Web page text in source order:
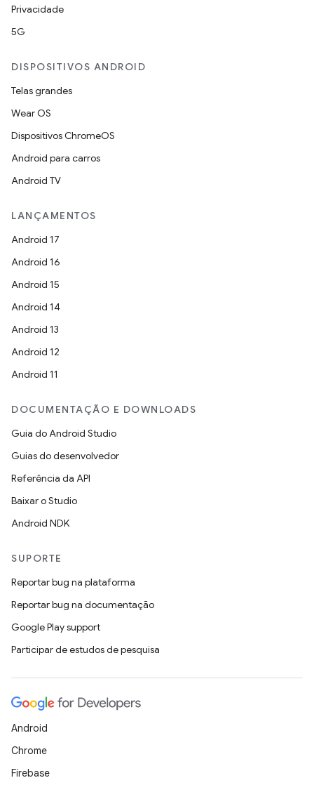
Privacidade
5G
DISPOSITIVOS ANDROID
Telas grandes
Wear OS
Dispositivos ChromeOS
Android para carros
Android TV
LANÇAMENTOS
Android 17
Android 16
Android 15
Android 14
Android 13
Android 12
Android 11
DOCUMENTAÇÃO E DOWNLOADS
Guia do Android Studio
Guias do desenvolvedor
Referência da API
Baixar o Studio
Android NDK
SUPORTE
Reportar bug na plataforma
Reportar bug na documentação
Google Play support
Participar de estudos de pesquisa
Android
Chrome
Firebase